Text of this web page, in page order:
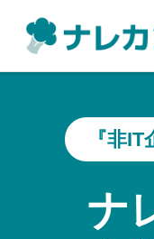
『非
ナ